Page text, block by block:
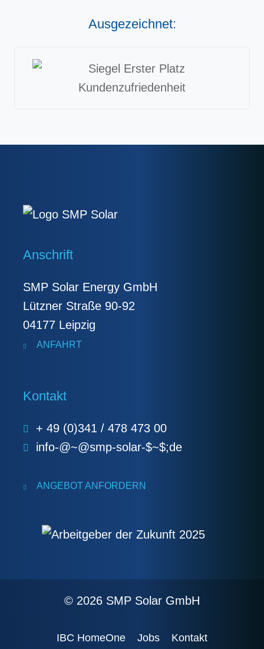
Ausgezeichnet:
Anschrift
SMP Solar Energy GmbH
Lützner Straße 90-92
04177 Leipzig
ANFAHRT
Kontakt
+ 49 (0)341 / 478 473 00
info-@~@smp-solar-$~$;de
ANGEBOT ANFORDERN
© 2026 SMP Solar GmbH
IBC HomeOne Jobs
Kontakt